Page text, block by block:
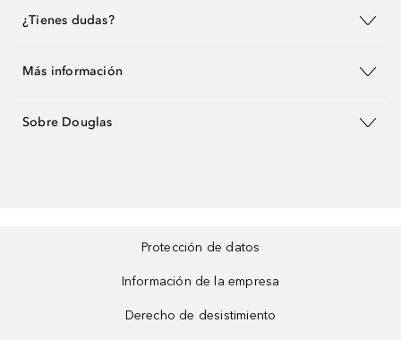
¿Tienes dudas?
Más información
Sobre Douglas
Protección de datos
Información de la empresa
Derecho de desistimiento